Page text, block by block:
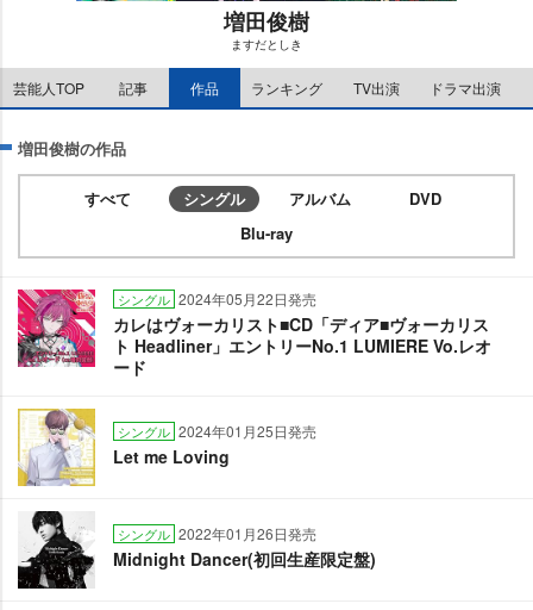
M
u
t
増田俊樹
ますだとしき
芸能人TOP 記事 作品 ランキング TV出演 ドラマ出演
増田俊樹の作品
すべて シングル アルバム
DVD
Blu-ray
シングル 2024年05月22日発売
カレはヴォーカリスト■CD「ディア■ヴォーカリス
ト Headliner」エントリーNo.1 LUMIERE Vo.レオ
ード
シングル 2024年01月25日発売
Let me Loving
シングル 2022年01月26日発売
Midnight Dancer(初回生産限定盤)